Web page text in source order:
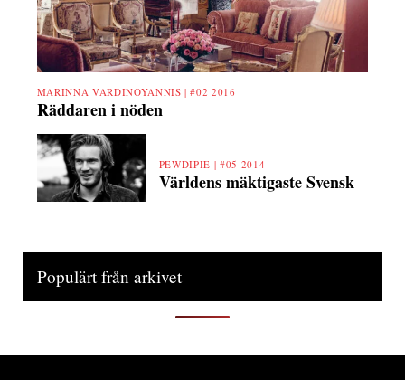
MARINNA VARDINOYANNIS |#02 2016
Räddaren i nöden
PEWDIPIE | #05 2014
Världens mäktigaste Svensk
Populärt från arkivet